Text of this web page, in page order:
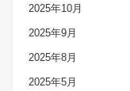
2025年10月
2025年9月
2025年8月
2025年5月